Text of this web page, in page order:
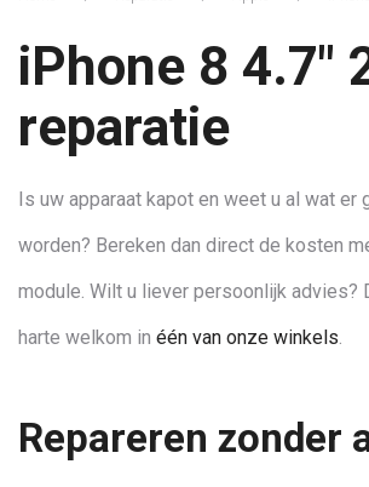
Reparatieduur: 60
iPhone 8 4.7"
reparatie
Is uw apparaat kapot en weet u al wat er
worden? Bereken dan direct de kosten
module. Wilt u liever persoonlijk advies?
harte welkom in één van onze winkels.
Repareren zonder